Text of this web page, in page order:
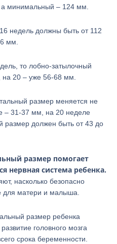
минимальный – 124 мм.
недель должны быть от 112
мм.
то лобно-затылочный
20 – уже 56-68 мм.
размер меняется не
– 31-37 мм, на 20 неделе
размер должен быть от 43 до
размер помогает
нервная система ребенка.
насколько безопасно
для матери и малыша.
размер ребенка
головного мозга
срока беременности.